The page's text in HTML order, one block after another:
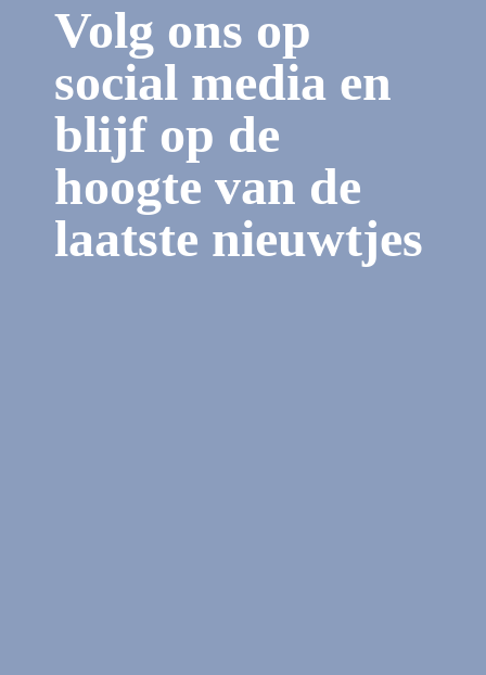
Volg ons op
social media en
blijf op de
hoogte van de
laatste nieuwtjes